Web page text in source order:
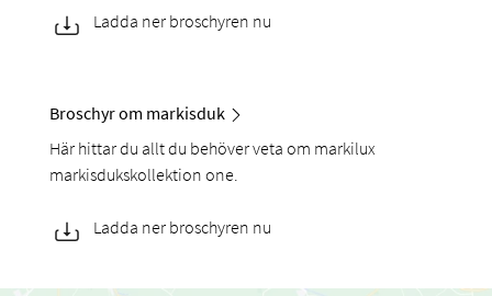
Ladda ner broschyren nu
Broschyr om markisduk
Här hittar du allt du behöver veta om markilux
markisdukskollektion one.
Ladda ner broschyren nu